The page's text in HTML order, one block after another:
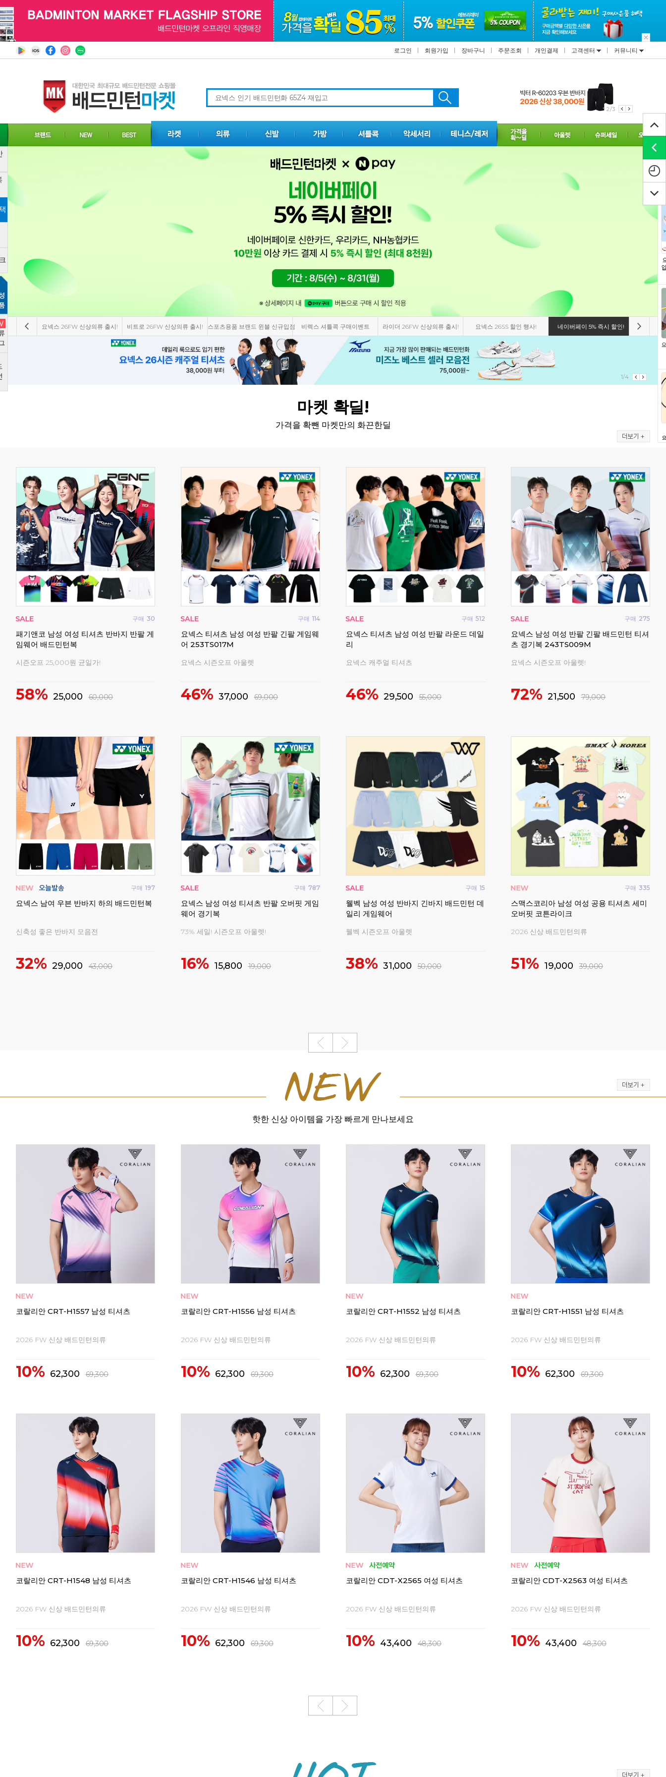
로그인 회원가입 장바구니 주문조회 개인결제 고객센터 커뮤니티
2/3
요넥스 26FW 신상의류 출시! 비트로 26FW 신상의류 출시! 스포츠용품 브랜드 윈블 신규입점 비렉스 셔틀콕 구매이벤트 라이더 26FW 신상의류 출시! 요넥스 26SS 할인 행사! 네이버페이 5% 즉시 할인! 비트로
1/4
마켓 확딜!
가격을 확뺀 마켓만의 화끈한딜
구매 30
패기앤코 남성 여성 티셔츠 반바지 반팔 게
임웨어 배드민턴복
시즌오프 25,000원 균일가!
58% 25,000 60,000
구매 114
요넥스 티셔츠 남성 여성 반팔 긴팔 게임웨
어 253TS017M
요넥스 시즌오프 아울렛
46% 37,000 69,000
구매 512
요넥스 티셔츠 남성 여성 반팔 라운드 데일
리
요넥스 캐주얼 티셔츠
46% 29,500 55,000
구매 275
요넥스 남성 여성 반팔 긴팔 배드민턴 티셔
츠 경기복 243TS009M
요넥스 시즌오프 아울렛!
72% 21,500 79,000
구매 197
요넥스 남여 우븐 반바지 하의 배드민턴복
신축성 좋은 반바지 모음전
32% 29,000 43,000
구매 787
요넥스 남성 여성 티셔츠 반팔 오버핏 게임
웨어 경기복
73% 세일! 시즌오프 아울렛!
16% 15,800 19,000
구매 15
웰벡 남성 여성 반바지 긴바지 배드민턴 데
일리 게임웨어
웰벡 시즌오프 아울렛
38% 31,000 50,000
구매 335
스맥스코리아 남성 여성 공용 티셔츠 세미
오버핏 코튼라이크
2026 신상 배드민턴의류
51% 19,000 39,000
핫한 신상 아이템을 가장 빠르게 만나보세요
코랄리안 CRT-H1557 남성 티셔츠
2026 FW 신상 배드민턴의류
10% 62,300 69,300
코랄리안 CRT-H1556 남성 티셔츠
2026 FW 신상 배드민턴의류
10% 62,300 69,300
코랄리안 CRT-H1552 남성 티셔츠
2026 FW 신상 배드민턴의류
10% 62,300 69,300
코랄리안 CRT-H1551 남성 티셔츠
2026 FW 신상 배드민턴의류
10% 62,300 69,300
코랄리안 CRT-H1548 남성 티셔츠
2026 FW 신상 배드민턴의류
10% 62,300 69,300
코랄리안 CRT-H1546 남성 티셔츠
2026 FW 신상 배드민턴의류
10% 62,300 69,300
코랄리안 CDT-X2565 여성 티셔츠
2026 FW 신상 배드민턴의류
10% 43,400 48,300
코랄리안 CDT-X2563 여성 티셔츠
2026 FW 신상 배드민턴의류
10% 43,400 48,300